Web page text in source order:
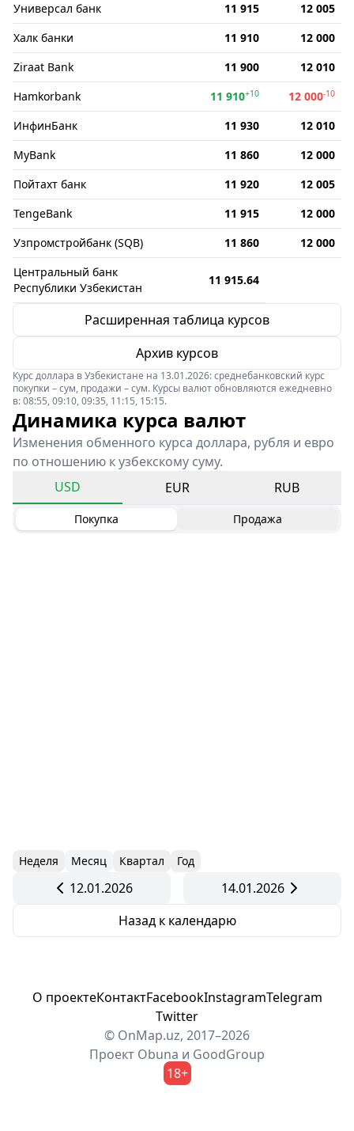
Универсал банк
11 915
12 005
Халк банки
11 910
12 000
Ziraat Bank
11 900
12 010
Hamkorbank
11 910+10 12 000-10
ИнфинБанк 11 930
12 010
MyBank
11 860
12 000
Пойтахт банк
11 920
12 005
TengeBank
11 915
12 000
Узпромстройбанк (SQB)
11 860
12 000
Центральный банк
Республики Узбекистан
11 915.64
Расширенная таблица курсов
Архив курсов
Курс доллара в Узбекистане на 13.01.2026: среднебанковский курс
покупки – сум, продажи – сум. Курсы валют обновляются ежедневно
в: 08:55, 09:10, 09:35, 11:15, 15:15.
Динамика курса валют
Изменения обменного курса доллара, рубля и евро
по отношению к узбекскому суму.
USD
EUR RUB
Покупка Продажа
Неделя Месяц Квартал Год
12.01.2026
14.01.2026
Назад к календарю
О проектеКонтактFacebookInstagramTelegram
Twitter
© OnMap.uz, 2017–2026
Проект Obuna и GoodGroup
18+